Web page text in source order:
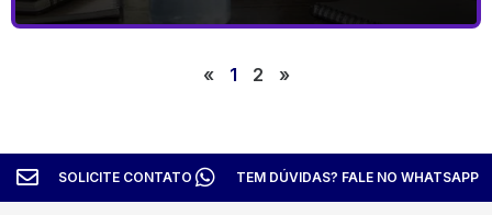
« 1 2 »
SOLICITE CONTATO TEM DÚVIDAS? FALE NO WHATSAPP